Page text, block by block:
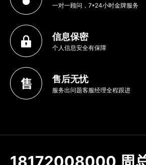
一对一顾问，7*24小时金牌服务
信息保密
个人信息安全有保障
售后无忧
服务出问题客服经理全程跟进